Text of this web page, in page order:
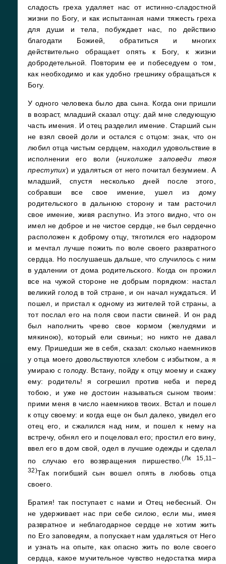
сладость греха удаляет нас от истинно-сладостной
жизни по Богу, и как испытанная нами тяжесть греха
для души и тела, побуждает нас, по действию
благодати Божией, обратиться и многих
действительно обращает опять к Богу, к жизни
добродетельной. Повторим ее и побеседуем о том,
как необходимо и как удобно грешнику обращаться к
Богу.
У одного человека было два сына. Когда они пришли
в возраст, младший сказал отцу: дай мне следующую
часть имения. И отец разделил имение. Старший сын
не взял своей доли и остался с отцом: знак, что он
любил отца чистым сердцем, находил удовольствие в
исполнении его воли (николиже заповеди твоя
преступих) и удаляться от него почитал безумием. А
младший, спустя несколько дней после этого,
собравши все свое имение, ушел из дому
родительского в дальнюю сторону и там расточил
свое имение, живя распутно. Из этого видно, что он
имел не доброе и не чистое сердце, не был сердечно
расположен к доброму отцу, тяготился его надзором
и мечтал лучше пожить по воле своего развратного
сердца. Но послушаешь дальше, что случилось с ним
в удалении от дома родительского. Когда он прожил
все на чужой стороне не добрым порядком: настал
великий голод в той стране, и он начал нуждаться. И
пошел, и пристал к одному из жителей той страны, а
тот послал его на поля свои пасти свиней. И он рад
был наполнить чрево свое кормом (желудями и
мякиною), который ели свиньи; но никто не давал
ему. Пришедши же в себя, сказал: сколько наемников
у отца моего довольствуются хлебом с избытком, а я
умираю с голоду. Встану, пойду к отцу моему и скажу
ему: родитель! я согрешил против неба и перед
тобою, и уже не достоин называться сыном твоим:
прими меня в число наемников твоих. Встал и пошел
к отцу своему: и когда еще он был далеко, увидел его
отец его, и сжалился над ним, и пошел к нему на
встречу, обнял его и поцеловал его; простил его вину,
ввел его в дом свой, одел в лучшие одежды и сделал
по случаю его возвращения пиршество.(Лк 15,11–
32)Так погибший сын вошел опять в любовь отца
своего.
Братия! так поступает с нами и Отец небесный. Он
не удерживает нас при себе силою, если мы, имея
развратное и неблагодарное сердце не хотим жить
по Его заповедям, а попускает нам удаляться от Него
и узнать на опыте, как опасно жить по воле своего
сердца, какое мучительное чувство недостатка мира